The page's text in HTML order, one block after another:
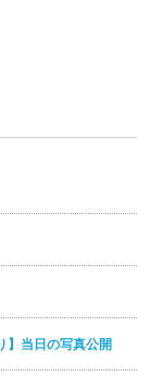
】当日の写真公開